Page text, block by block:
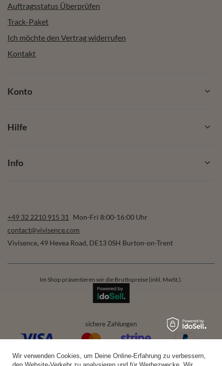
Auftragsstatus Überprüfen
Track-Paket
Ich möchte den Vertrag widerrufen
Kontakt
Konto
Hilfe
Info
+49 32 2210 915 31
Mon-Fri 8:00-16:00 Uhr
contact@vivisence.com
Vivisence, 49 Hevea Road, DE13 0SH Burton-on-Trent
Im Shop präsentieren wir die Bruttopreise (inkl. MwSt.).
sichere Zahlungen
bequeme Lieferung
Wir verwenden Cookies, um Deine Online-Erfahrung zu verbessern,